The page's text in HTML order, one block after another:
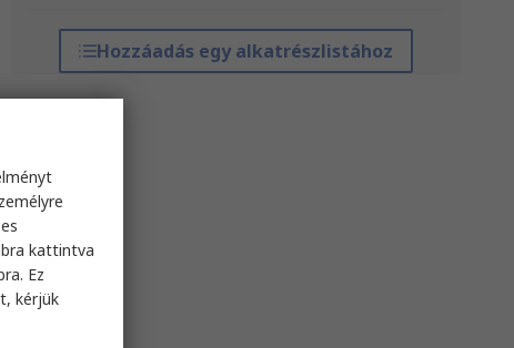
Hozzáadás egy alkatrészlistához
kattintva
Ez
kérjük